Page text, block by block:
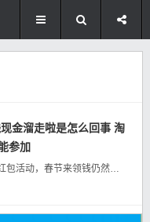
金溜走啦是怎么回事 淘
参加
淘宝的春节100元红包活动，春节来领钱仍然进行中，但是很多人出现了红包溜走无法参加的问题，那是什么造成的呢？怎么再继续参加呢？如果你前期可以参加，造成现金溜走的最大可能性是多号登录并且都点了100元红包活...